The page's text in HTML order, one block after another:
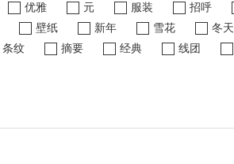
优雅 元 服装 招呼
壁纸 新年 雪花 冬天
条纹 摘要 经典 线团